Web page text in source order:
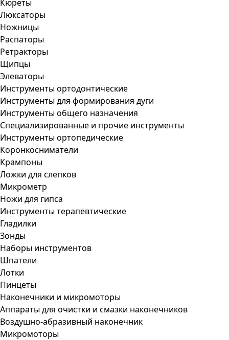
Кюреты
Люксаторы
Ножницы
Распаторы
Ретракторы
Щипцы
Элеваторы
Инструменты ортодонтические
Инструменты для формирования дуги
Инструменты общего назначения
Специализированные и прочие инструменты
Инструменты ортопедические
Коронкосниматели
Крампоны
Ложки для слепков
Микрометр
Ножи для гипса
Инструменты терапевтические
Гладилки
Зонды
Наборы инструментов
Шпатели
Лотки
Пинцеты
Наконечники и микромоторы
Аппараты для очистки и смазки наконечников
Воздушно-абразивный наконечник
Микромоторы